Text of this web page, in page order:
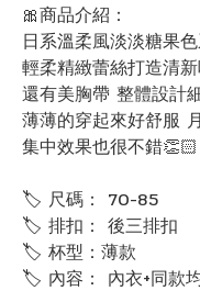
🎀商品介紹：
日系溫柔風淡淡糖果
輕柔精緻蕾絲打造清
還有美胸帶 整體設計
薄薄的穿起來好舒服
集中效果也很不錯👏🏻
🏷 尺碼： 70-85
🏷 排扣： 後三排扣
🏷 杯型：薄款
🏷 內容： 內衣+同款